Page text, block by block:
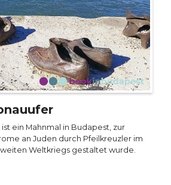
ein Mahnmal in Budapest, zur
an Juden durch Pfeilkreuzler im
Weltkriegs gestaltet wurde.